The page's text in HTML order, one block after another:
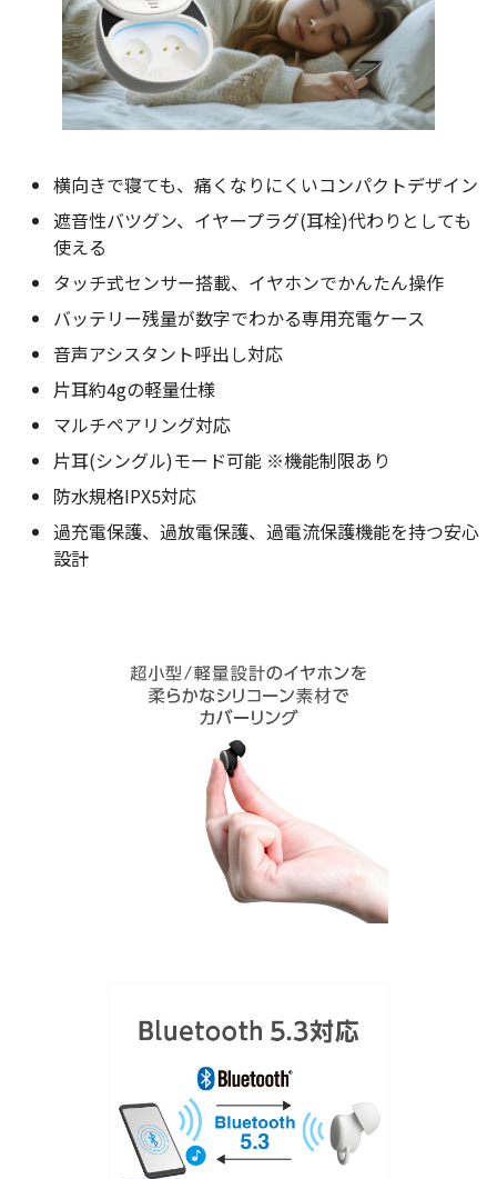
横向きで寝ても、痛くなりにくいコンパクトデザイン
遮音性バツグン、イヤープラグ(耳栓)代わりとしても
使える
タッチ式センサー搭載、イヤホンでかんたん操作
バッテリー残量が数字でわかる専用充電ケース
音声アシスタント呼出し対応
片耳約4gの軽量仕様
マルチペアリング対応
片耳(シングル)モード可能 ※機能制限あり
防水規格IPX5対応
過充電保護、過放電保護、過電流保護機能を持つ安心
設計